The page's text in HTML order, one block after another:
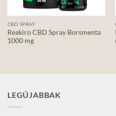
CBD SPRAY
Reakiro CBD Spray Borsmenta
1000 mg
LEGÚJABBAK